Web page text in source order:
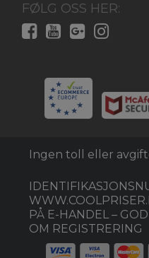
FØLG OSS HER:
Ingen toll eller
PÅ E-HANDEL –
OM REGISTRERING